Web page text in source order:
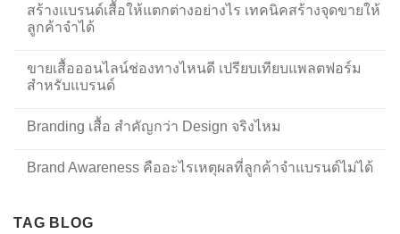
สร้างแบรนด์เสื้อให้แตกต่างอย่างไร เทคนิคสร้างจุดขายให้
ลูกค้าจำได้
ขายเสื้อออนไลน์ช่องทางไหนดี เปรียบเทียบแพลตฟอร์ม
สำหรับแบรนด์
Branding เสื้อ สำคัญกว่า Design จริงไหม
Brand Awareness คืออะไรเหตุผลที่ลูกค้าจำแบรนด์ไม่ได้
TAG BLOG